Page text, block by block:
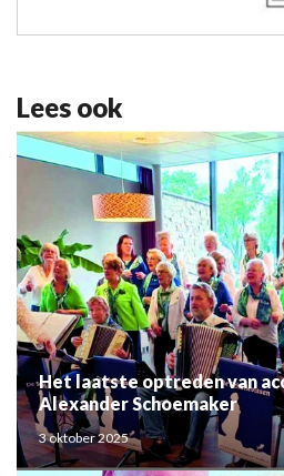
Lees ook
Het laatste optreden van
Alexander Schoemaker
3 oktober 2025